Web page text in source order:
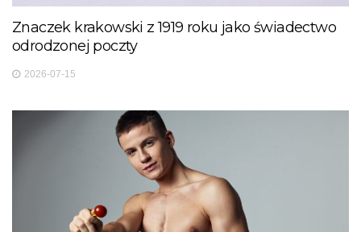
Znaczek krakowski z 1919 roku jako świadectwo
odrodzonej poczty
2026-07-15